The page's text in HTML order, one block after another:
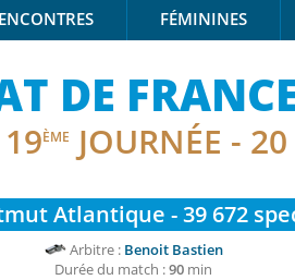
FÉMININES
DE
19ÈME JOURNÉE -
Atlantique - 39 672
Arbitre : Benoit Bastien
Durée du match :90min